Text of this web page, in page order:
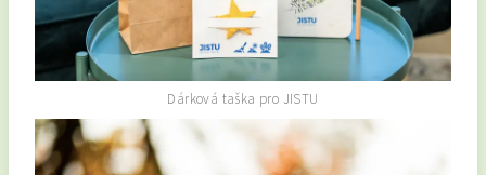
Dárková taška pro JISTU